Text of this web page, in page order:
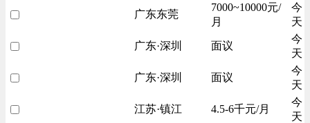
广东东莞
7000~10000元/
月
今
天
广东·深圳 面议
今
天
广东·深圳 面议
今
天
江苏·镇江 4.5-6千元/月
今
天